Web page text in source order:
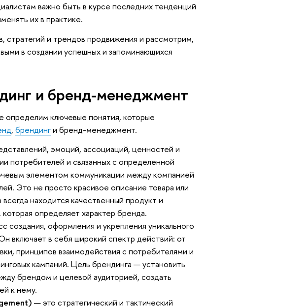
важно быть в курсе последних тенденций
их в практике.
стратегий и трендов продвижения и рассмотрим,
в создании успешных и запоминающихся
и бренд-менеджмент
ключевые понятия, которые
,брендинги бренд-менеджмент.
эмоций, ассоциаций, ценностей и
потребителей и связанных с определенной
элементом коммуникации между компанией
Это не просто красивое описание товара или
находится качественный продукт и
определяет характер бренда.
создания, оформления и укрепления уникального
включает в себя широкий спектр действий: от
принципов взаимодействия с потребителями и
кампаний. Цель брендинга — установить
брендом и целевой аудиторией, создать
к нему.
— это стратегический и тактический